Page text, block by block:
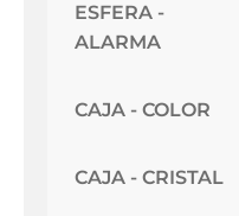
ESFERA -
ALARMA
CAJA - COLOR
CAJA - CRISTAL